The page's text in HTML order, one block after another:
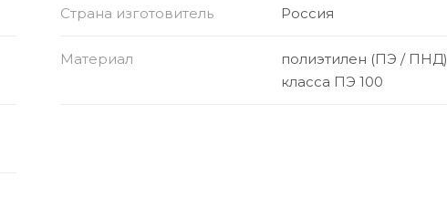
Страна изготовитель Россия
Материал
полиэтилен (ПЭ / ПНД)
класса ПЭ 100